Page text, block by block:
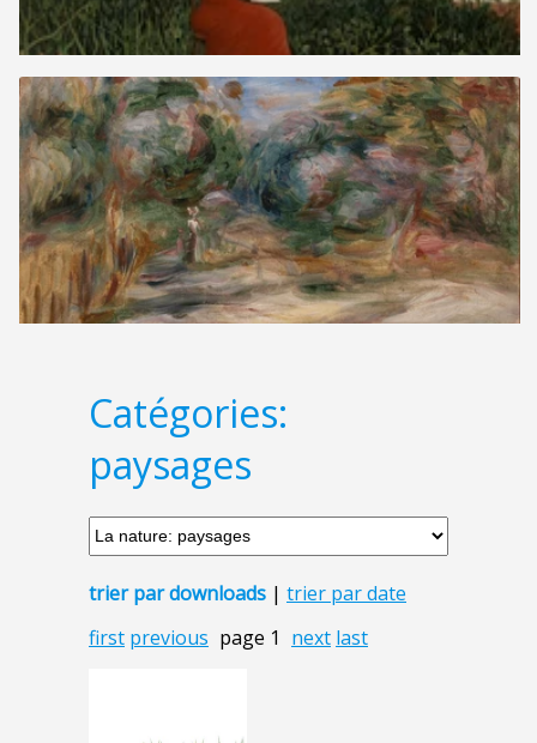
Catégories:
paysages
trier par downloads | trier par date
first previous page 1 next last